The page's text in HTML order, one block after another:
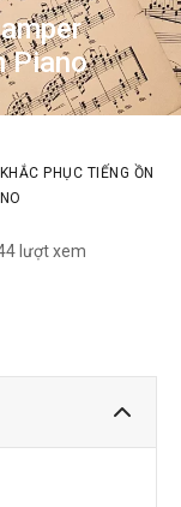
Piano
KHẮC PHỤC TIẾNG ỒN
lượt xem